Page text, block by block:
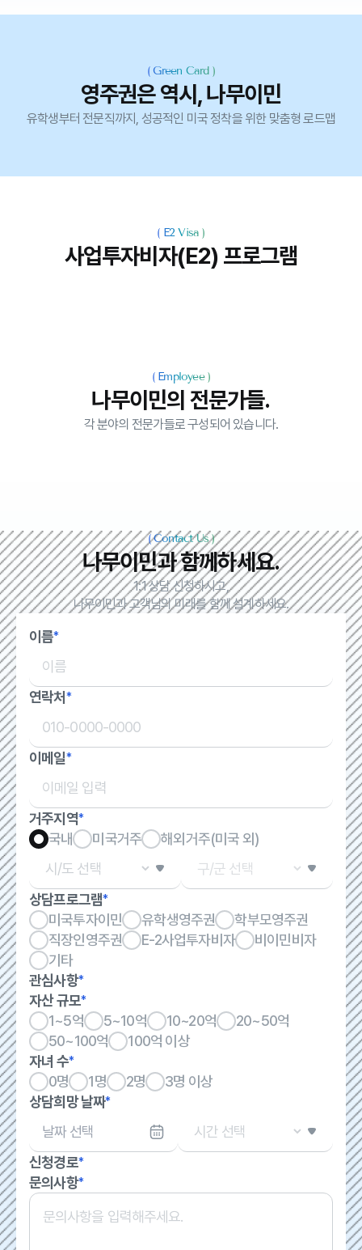
( Green Card)
영주권은 역시, 나무이민
유학생부터 전문직까지, 성공적인 미국 정착을 위한 맞춤형 로드맵
( E2 Visa )
사업투자비자(E2) 프로그램
( Employee)
나무이민의 전문가들.
각 분야의 전문가들로 구성되어 있습니다.
(Contact Us)
나무이민과 함께하세요.
1:1 상담 신청하시고,
나무이민과 고객님의 미래를 함께 설계하세요.
이름*
연락처 *
이메일*
거주지역*
국내 미국거주 해외거주(미국 외)
상담프로그램*
미국투자이민 유학생영주권
학부모영주권
직장인영주권
E-2사업투자비자
비이민비자
기타
관심사항*
자산 규모*
1~5억 5~10억 10~20억
20~50억
50~100억
100억 이상
자녀 수*
0명 1명 2명
3명 이상
상담희망 날짜*
신청경로*
문의사항*